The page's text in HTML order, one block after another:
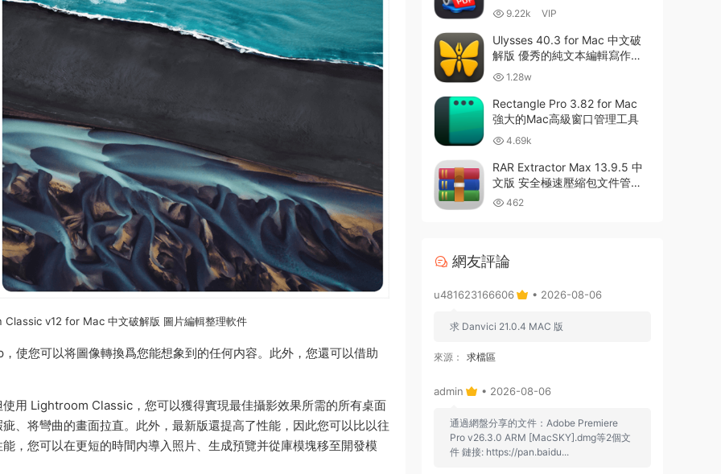
v12 for Mac 中文破解版 圖片編輯整理軟件
您可以将圖像轉換爲您能想象到的任何内容。此外，您還可以借助
用 Lightroom Classic，您可以獲得實現最佳攝影效果所需的所有桌面
、将彎曲的畫面拉直。此外，最新版還提高了性能，因此您可以比以往
，您可以在更短的時間内導入照片、生成預覽并從庫模塊移至開發模
9.22k VIP
Ulysses 40.3 for Mac 中文破
解版 優秀的純文本編輯寫作軟
件 1.28w
Rectangle Pro 3.82 for Mac
強大的Mac高級窗口管理工具
4.69k
RAR Extractor Max 13.9.5 中
文版 安全極速壓縮包文件管理
器 462
網友評論
u481623166606 • 2026-08-06
求 Danvici 21.0.4 MAC 版
來源： 求檔區
admin • 2026-08-06
通過網盤分享的文件：Adobe Premiere
Pro v26.3.0 ARM [MacSKY].dmg等2個文
件 鏈接: https://pan.baidu...